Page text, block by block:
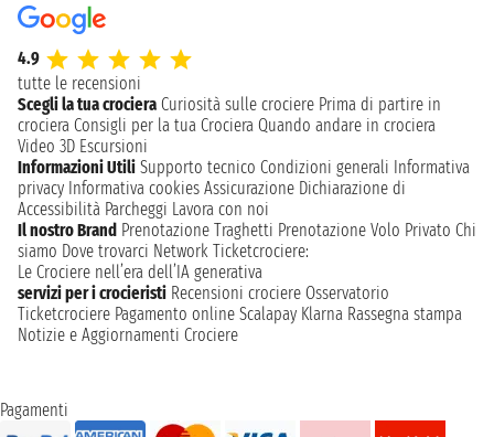
4.9
tutte le recensioni
Scegli la tua crociera Curiosità sulle crociere Prima di partire in
crociera Consigli per la tua Crociera Quando andare in crociera
Video 3D Escursioni
Informazioni Utili Supporto tecnico Condizioni generali Informativa
privacy Informativa cookies Assicurazione Dichiarazione di
Accessibilità Parcheggi Lavora con noi
Il nostro Brand Prenotazione Traghetti Prenotazione Volo Privato Chi
siamo Dove trovarci Network Ticketcrociere:
Le Crociere nell’era dell’IA generativa
servizi per i crocieristi Recensioni crociere Osservatorio
Ticketcrociere Pagamento online Scalapay Klarna Rassegna stampa
Notizie e Aggiornamenti Crociere
Pagamenti